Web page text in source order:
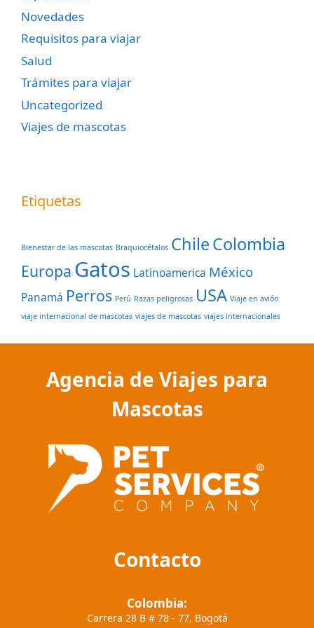
Novedades
Requisitos para viajar
Salud
Trámites para viajar
Uncategorized
Viajes de mascotas
Etiquetas
Bienestar de las mascotas Braquiocéfalos ChileColombia
Europa Gatos Latinoamerica México
Panamá Perros Perú Razas peligrosas USA Viaje en avión
viaje internacional de mascotas viajes de mascotas viajes internacionales
Agencia de Viajes para
Mascotas
Contacto
Colombia:
Carrera 28 B # 78 - 77, Bogotá